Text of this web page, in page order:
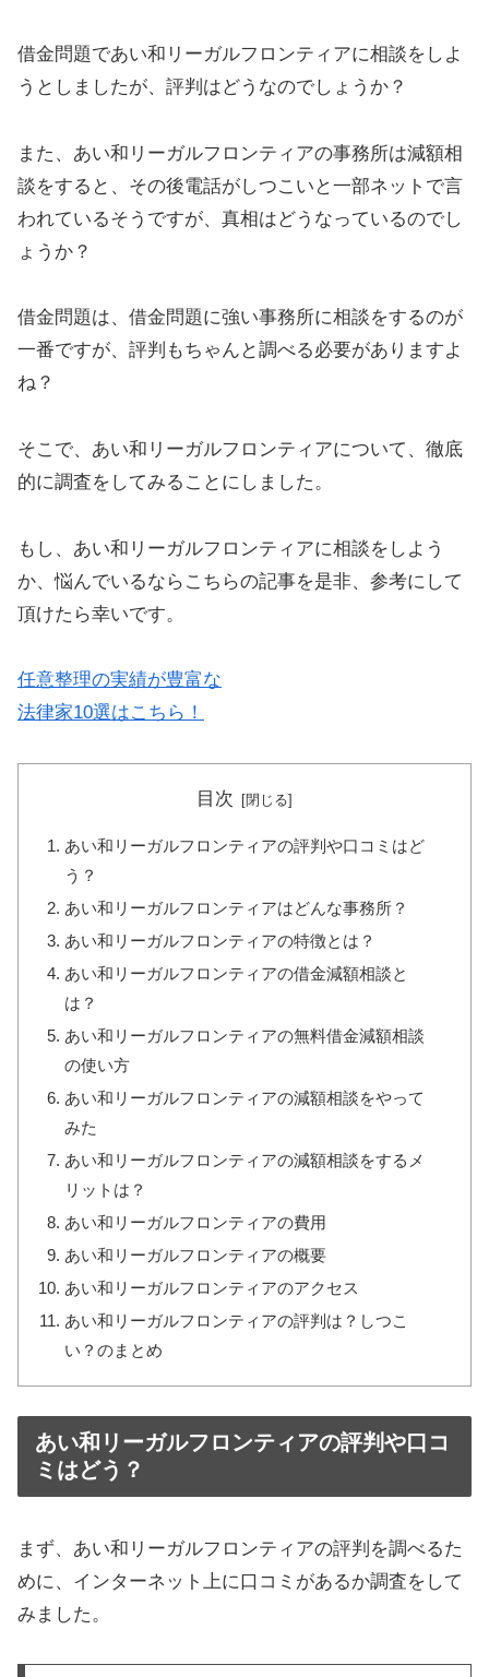
借金問題であい和リーガルフロンティアに相談をしよ
うとしましたが、評判はどうなのでしょうか？
また、あい和リーガルフロンティアの事務所は減額相
談をすると、その後電話がしつこいと一部ネットで言
われているそうですが、真相はどうなっているのでし
ょうか？
借金問題は、借金問題に強い事務所に相談をするのが
一番ですが、評判もちゃんと調べる必要がありますよ
ね？
そこで、あい和リーガルフロンティアについて、徹底
的に調査をしてみることにしました。
もし、あい和リーガルフロンティアに相談をしよう
か、悩んでいるならこちらの記事を是非、参考にして
頂けたら幸いです。
任意整理の実績が豊富な
法律家10選はこちら！
目次
あい和リーガルフロンティアの評判や口コミはど
う？
あい和リーガルフロンティアはどんな事務所？
あい和リーガルフロンティアの特徴とは？
あい和リーガルフロンティアの借金減額相談と
は？
あい和リーガルフロンティアの無料借金減額相談
の使い方
あい和リーガルフロンティアの減額相談をやって
みた
あい和リーガルフロンティアの減額相談をするメ
リットは？
あい和リーガルフロンティアの費用
あい和リーガルフロンティアの概要
あい和リーガルフロンティアのアクセス
あい和リーガルフロンティアの評判は？しつこ
い？のまとめ
あい和リーガルフロンティアの評判や口コ
ミはどう？
まず、あい和リーガルフロンティアの評判を調べるた
めに、インターネット上に口コミがあるか調査をして
みました。